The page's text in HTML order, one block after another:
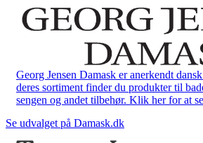
Georg Jensen Damask er anerkendt
deres sortiment finder du produkter til
sengen og andet tilbehør. Klik her for at
Se udvalget på Damask.dk